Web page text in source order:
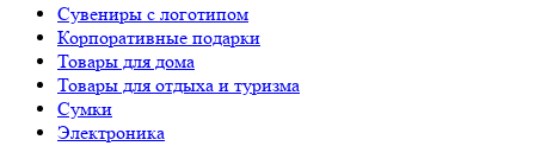
Сувениры с логотипом
Корпоративные подарки
Товары для дома
Товары для отдыха и туризма
Сумки
Электроника